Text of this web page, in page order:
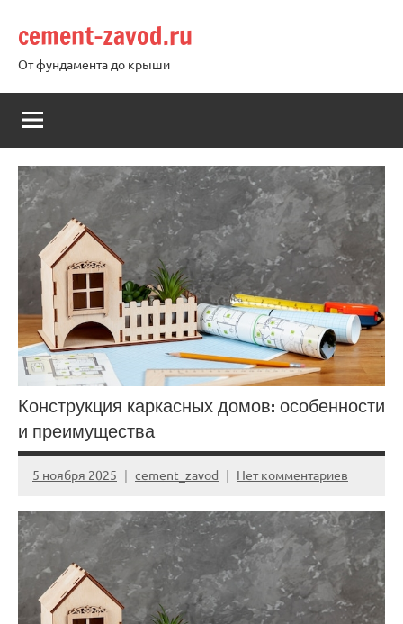
содержимому
cement-zavod.ru
От фундамента до крыши
Конструкция каркасных домов: особенности
и преимущества
5 ноября 2025 cement_zavod Нет комментариев